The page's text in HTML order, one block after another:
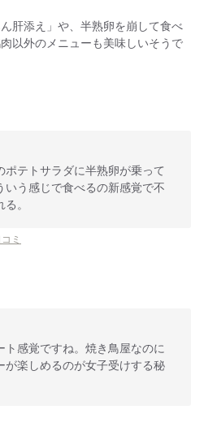
肝添え」や、半熟卵を崩して食べ
以外のメニューも美味しいそうで
ポテトサラダに半熟卵が乗って
いう感じで食べるの新感覚で不
。
ミ
ト感覚ですね。焼き鳥屋なのに
が楽しめるのが女子受けする秘